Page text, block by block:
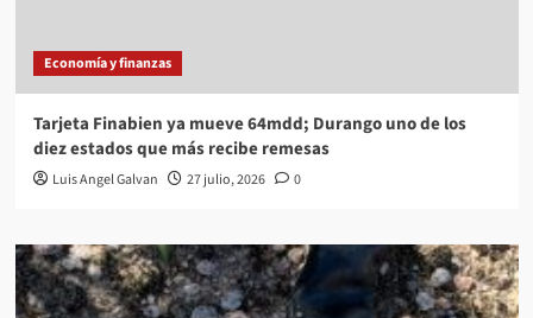
Economía y finanzas
Tarjeta Finabien ya mueve 64mdd; Durango uno de los
diez estados que más recibe remesas
Luis Angel Galvan 27 julio, 2026 0